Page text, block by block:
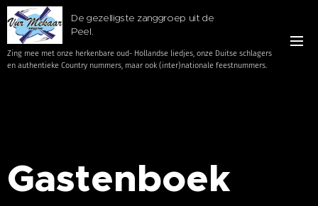
De gezelligste zanggroep uit de
Peel.
Zing mee met onze herkenbare oud- Hollandse liedjes, onze Duitse schlagers
en authentieke Country nummers, maar ook (inter)nationale feestnummers.
Gastenboek